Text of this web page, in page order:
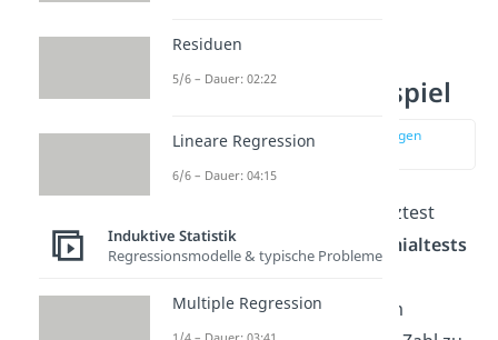
Signifikanztest Beispiel
zur Stelle im Video springen
(00:23)
Sehen wir uns den Signifikanztest
einmal am Beispiel des Binomialtests
Wahrscheinlichkeit, mit einem
Residuen
5/6 – Dauer: 02:22
Lineare Regression
6/6 – Dauer: 04:15
Induktive Statistik
Regressionsmodelle & typische Probleme
Multiple Regression